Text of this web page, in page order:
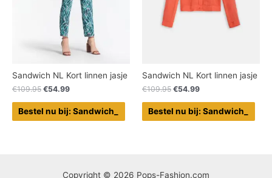
Sandwich NL Kort linnen jasje
€109.95 €54.99
Bestel nu bij: Sandwich_
Sandwich NL Kort linnen jasje
€109.95 €54.99
Bestel nu bij: Sandwich_
Copyright © 2026 Pops-Fashion.com